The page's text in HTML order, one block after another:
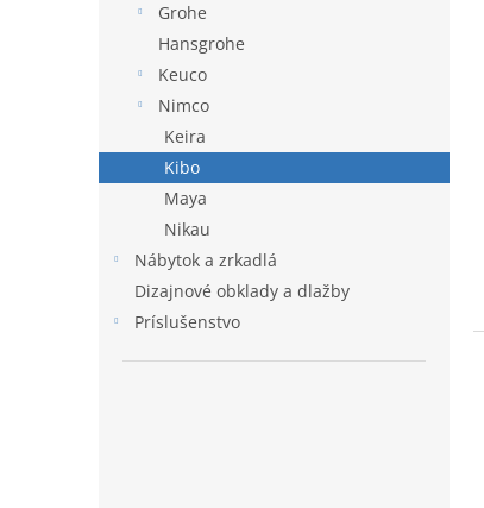
Grohe
Hansgrohe
Keuco
Nimco
Keira
Kibo
Maya
Nikau
Nábytok a zrkadlá
Dizajnové obklady a dlažby
Príslušenstvo